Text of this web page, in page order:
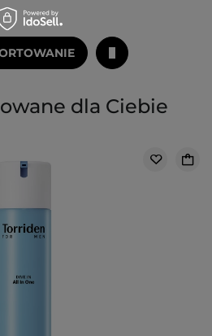
dla Ciebie